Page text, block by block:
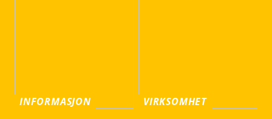
INFORMASJON
VIRKSOMHET